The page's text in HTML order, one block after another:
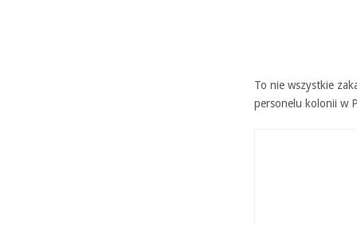
To nie wszystkie
personelu kolonii w